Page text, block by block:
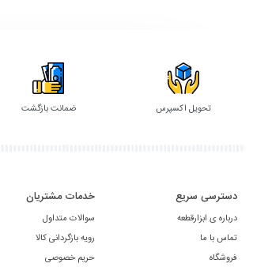
تحویل اکسپرس ضمانت بازگشت
دسترسی سریع
درباره ی ابزارقطعه
تماس با ما
فروشگاه
خدمات مشتریان
سوالات متداول
رویه بازگردانی کالا
حریم خصوصی